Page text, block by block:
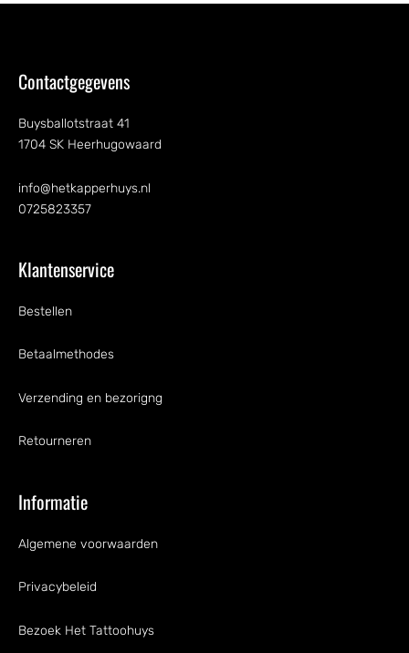
Contactgegevens
Buysballotstraat 41
1704 SK Heerhugowaard
info@hetkapperhuys.nl
0725823357
Klantenservice
Bestellen
Betaalmethodes
Verzending en bezorigng
Retourneren
Informatie
Algemene voorwaarden
Privacybeleid
Bezoek Het Tattoohuys